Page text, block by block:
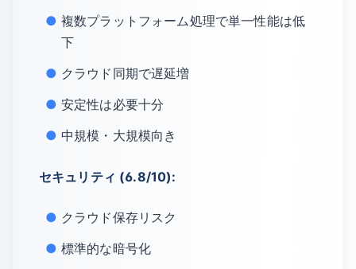
複数プラットフォーム処理で単一性能は低
下
クラウド同期で遅延増
安定性は必要十分
中規模・大規模向き
セキュリティ (6.8/10):
クラウド保存リスク
標準的な暗号化